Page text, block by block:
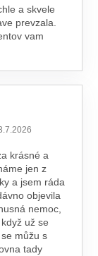
a skvele
prevzala.
vam
obchodu je 5 z 5
krásné a
jen z
a jsem ráda
objevila
nemoc,
už se
můžu s
tady